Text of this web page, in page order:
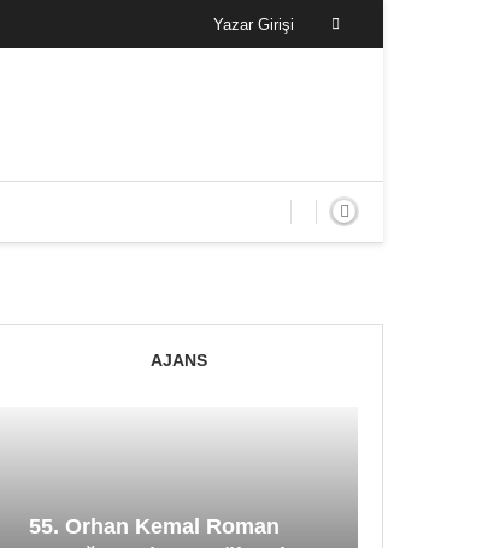
Yazar Girişi
AJANS
55. Orhan Kemal Roman